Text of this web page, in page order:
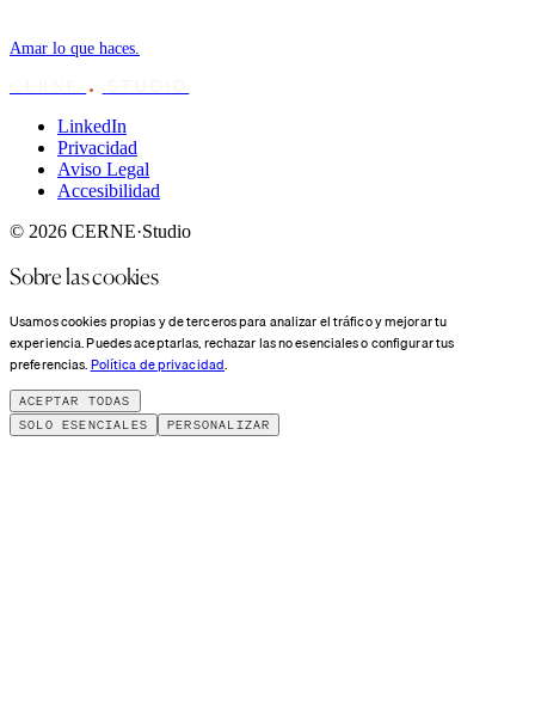
Amar lo que haces.
LinkedIn
Privacidad
Aviso Legal
Accesibilidad
© 2026 CERNE·Studio
Sobre las cookies
Usamos cookies propias y de terceros para analizar el tráfico y mejorar tu
experiencia. Puedes aceptarlas, rechazar las no esenciales o configurar tus
preferencias.Política de privacidad.
ACEPTAR TODAS
SOLO ESENCIALES
PERSONALIZAR